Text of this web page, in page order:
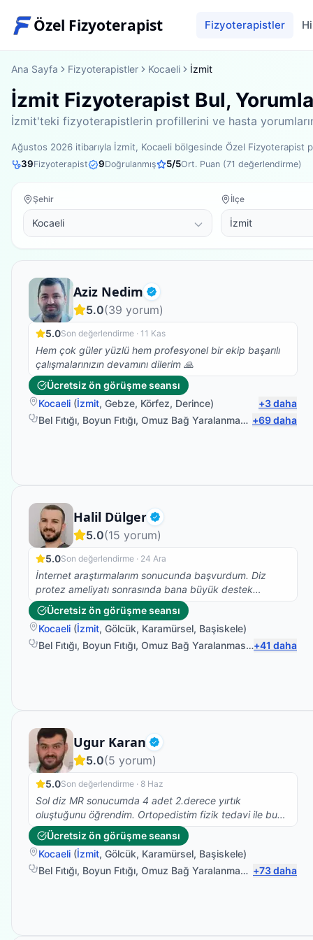
Özel Fizyoterapist Fizyoterapistler
Ana Sayfa Fizyoterapistler Kocaeli İzmit
İzmit Fizyoterapist Bul,
İzmit'teki fizyoterapistlerin profillerini ve hasta
Ağustos 2026 itibarıyla İzmit, Kocaeli bölgesinde Özel Fizyoterapist
39Fizyoterapist 9Doğrulanmış 5/5Ort. Puan (71 değerlendirme)
Şehir İlçe
Aziz Nedim Doğrulanmış
Uzman Fizyoterapist
5.0(39 yorum)
5.0Son değerlendirme · 11 Kas
Hem çok güler yüzlü hem profesyonel bir ekip başarılı
çalışmalarınızın devamını dilerim 🙏
Ücretsiz ön görüşme seansı
Kocaeli (İzmit, Gebze, Körfez, Derince) +3daha
Bel Fıtığı, Boyun Fıtığı, Omuz Bağ Yaralanması ,Protez
+69daha
Halil Dülger Doğrulanmış
Fizyoterapist
5.0(15 yorum)
5.0Son değerlendirme · 24 Ara
İnternet araştırmalarım sonucunda başvurdum. Diz
protez ameliyatı sonrasında bana büyük destek
sağladı. Mesleğinde gerçekten uzman ve ilgili birisi.
Sabrı, olumlu tavırları ve önerdiği egzersizlerle hem
psikolojik hem de fizyolojik olarak etkili bir tedavi.
Ücretsiz ön görüşme seansı
Kocaeli (İzmit, Gölcük, Karamürsel, Başiskele)
Bel Fıtığı, Boyun Fıtığı, Omuz Bağ Yaralanması ,Protez
+41 daha
Ugur Karan Doğrulanmış
Fizyoterapist
5.0(5 yorum)
5.0Son değerlendirme · 8 Haz
Sol diz MR sonucumda 4 adet 2.derece yırtık
oluştuğunu öğrendim. Ortopedistim fizik tedavi ile bu
yırtıkların iyileşme ihtimali olduğunu eğer iyileşmezse
cerrahi müdahale gerektiğini söyledi. Fizik tedavi için
ise beni Uğur Bey'e yönlendirerek fizik tedaviye
başladık. Tedavi sürecim 3 aydır devam ediyor. Bu
Ücretsiz ön görüşme seansı
Kocaeli (İzmit, Gölcük, Karamürsel, Başiskele)
Bel Fıtığı, Boyun Fıtığı, Omuz Bağ Yaralanması Protez
+73daha